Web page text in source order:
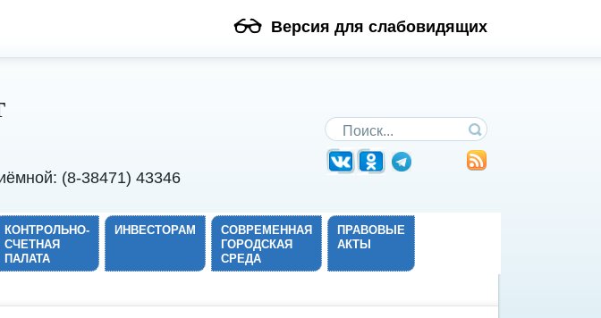
Версия для слабовидящих
Поиск по сайту
(8-38471) 43346
КОНТРОЛЬНО-
СЧЕТНАЯ
ПАЛАТА
ИНВЕСТОРАМ
СОВРЕМЕННАЯ
ГОРОДСКАЯ
СРЕДА
ПРАВОВЫЕ
АКТЫ